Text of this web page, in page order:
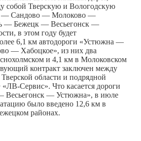
собой Тверскую и Вологодскую
— Сандово — Молоково —
— Бежецк — Весьегонск —
в этом году будет
6,1 км автодороги «Устюжна —
— Хабоцкое», из них два
и 4,1 км в Молоковском
контракт заключен между
области и подрядной
Сервис». Что касается дороги
Весьегонск — Устюжна», в июле
было введено 12,6 км в
районах.